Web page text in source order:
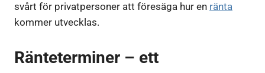
svårt för privatpersoner att föresäga hur en ränta
kommer utvecklas.
Ränteterminer – ett